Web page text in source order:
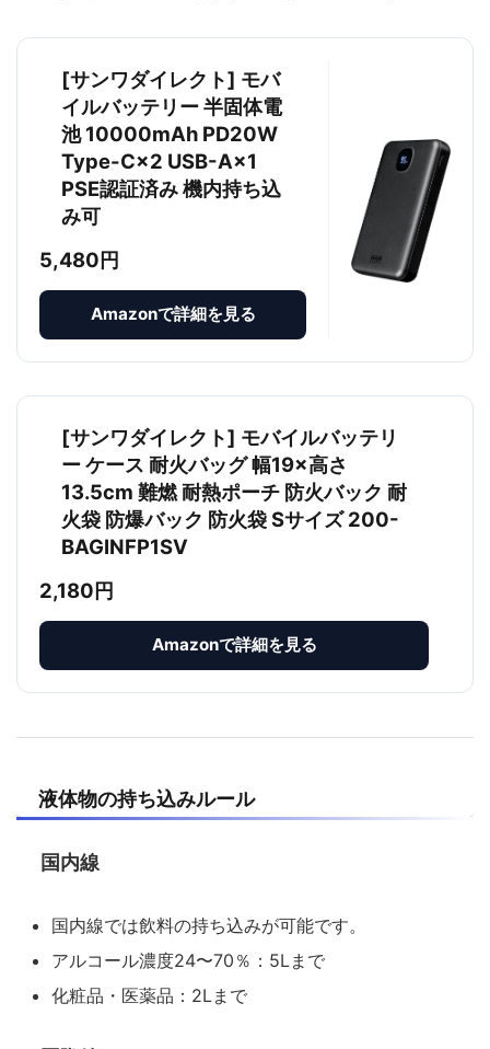
[サンワダイレクト] モバ
イルバッテリー 半固体電
池 10000mAh PD20W
Type-C×2 USB-A×1
PSE認証済み 機内持ち込
み可
5,480円
Amazonで詳細を見る
[サンワダイレクト] モバイルバッテリ
ー ケース 耐火バッグ 幅19×高さ
13.5cm 難燃 耐熱ポーチ 防火バック 耐
火袋 防爆バック 防火袋 Sサイズ 200-
BAGINFP1SV
2,180円
Amazonで詳細を見る
液体物の持ち込みルール
国内線
国内線では飲料の持ち込みが可能です。
アルコール濃度24〜70％：5Lまで
化粧品・医薬品：2Lまで